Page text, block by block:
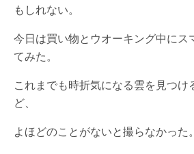
もしれない。
今日は買い物とウオーキング中にス
てみた。
これまでも時折気になる雲を見つけ
ど、
よほどのことがないと撮らなかった。